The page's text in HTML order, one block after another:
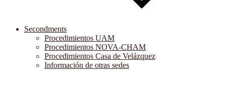
Secondments
Procedimientos UAM
Procedimientos NOVA-CHAM
Procedimientos Casa de Velázquez
Información de otras sedes